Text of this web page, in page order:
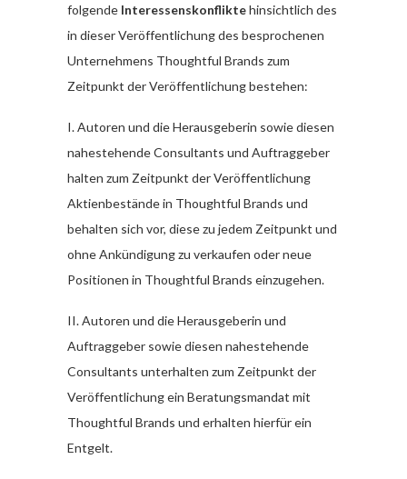
folgende Interessenskonfliktehinsichtlich des
in dieser Veröffentlichung des besprochenen
Unternehmens Thoughtful Brands zum
Zeitpunkt der Veröffentlichung bestehen:
I. Autoren und die Herausgeberin sowie diesen
nahestehende Consultants und Auftraggeber
halten zum Zeitpunkt der Veröffentlichung
Aktienbestände in Thoughtful Brands und
behalten sich vor, diese zu jedem Zeitpunkt und
ohne Ankündigung zu verkaufen oder neue
Positionen in Thoughtful Brands einzugehen.
II. Autoren und die Herausgeberin und
Auftraggeber sowie diesen nahestehende
Consultants unterhalten zum Zeitpunkt der
Veröffentlichung ein Beratungsmandat mit
Thoughtful Brands und erhalten hierfür ein
Entgelt.